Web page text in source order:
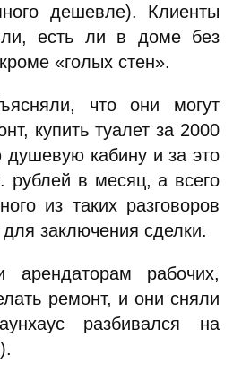
дешевле). Клиенты
есть ли в доме без
«голых стен».
что они могут
купить туалет за 2000
кабину и за это
рублей в месяц, а всего
из таких разговоров
заключения сделки.
арендаторам рабочих,
ремонт, и они сняли
разбивался на